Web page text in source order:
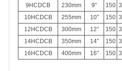
9HCDCB
230mm 9″ 150
10HCDCB
255mm 10″ 150
12HCDCB
300mm 12″ 150
14HCDCB
350mm 14″ 150
16HCDCB
400mm 16″ 150